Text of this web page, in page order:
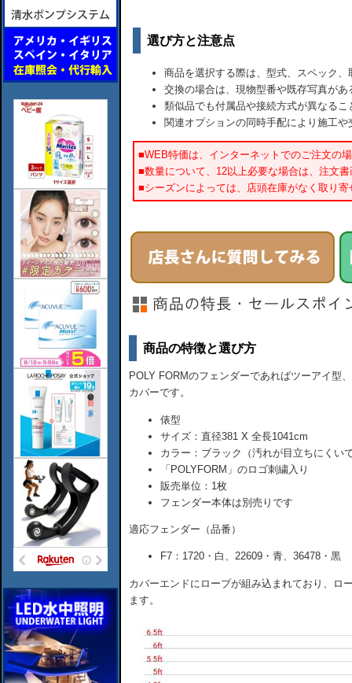
選び方と注意点
商品を選択する際は、型式、スペック
交換の場合は、現物型番や既存写真が
類似品でも付属品や接続方式が異なるこ
関連オプションの同時手配により施工
■WEB特価は、インターネットでのご注文の
■数量について、12以上必要な場合は、注文
■シーズンによっては、店頭在庫がなく取り
商品の特徴と選び方
POLY FORMのフェンダーであればツーアイ型
カバーです。
俵型
サイズ：直径381 X 全長1041cm
カラー：ブラック（汚れが目立ちにくい
「POLYFORM」のロゴ刺繍入り
販売単位：1枚
フェンダー本体は別売りです
適応フェンダー（品番）
F7：1720・白、22609・青、36478・黒
カバーエンドにロープが組み込まれており、ロ
ます。